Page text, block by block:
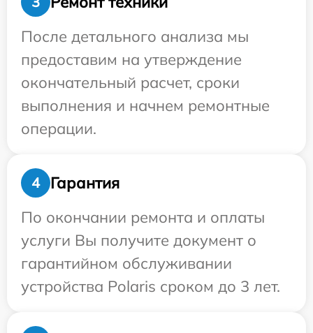
После детального анализа мы
предоставим на утверждение
окончательный расчет, сроки
выполнения и начнем ремонтные
операции.
4
Гарантия
По окончании ремонта и оплаты
услуги Вы получите документ о
гарантийном обслуживании
устройства Polaris сроком до 3 лет.